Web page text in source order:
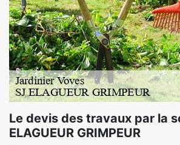
Le devis des travaux par la
ELAGUEUR GRIMPEUR